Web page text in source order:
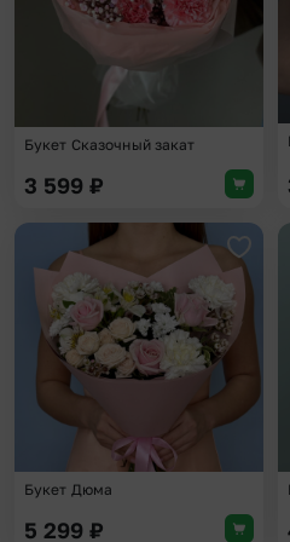
Букет Сказочный закат
3 599 ₽
Букет Дюма
5 299 ₽